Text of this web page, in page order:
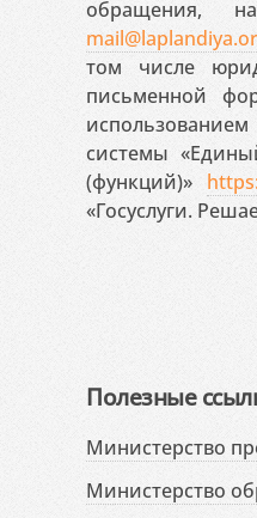
обращения,
том числе
письменной
системы
(функций)»
«Госуслуги.
Полезные
Министерство
Министерство